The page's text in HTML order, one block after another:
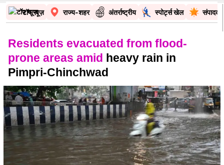
टॉप न्यूज़ राज्य-शहर अंतर्राष्ट्रीय स्पोर्ट्स खेल
Residents evacuated from flood-
prone areas amid heavy rain in
Pimpri-Chinchwad